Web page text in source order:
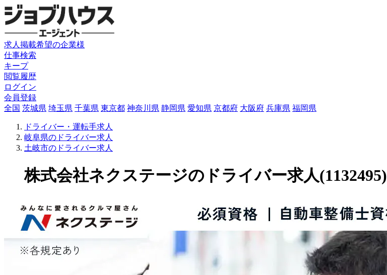
求人掲載希望の企業様
仕事検索
キープ
閲覧履歴
ログイン
会員登録
全国 茨城県 埼玉県 千葉県 東京都 神奈川県 静岡県 愛知県 京都府 大阪府 兵庫県 福岡県
ドライバー・運転手求人
岐阜県のドライバー求人
土岐市のドライバー求人
株式会社ネクステージのドライバー求人(1132495)